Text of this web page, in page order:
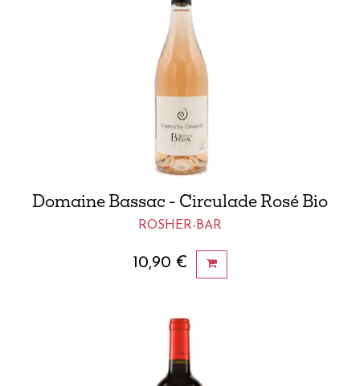
Domaine Bassac - Circulade Rosé Bio
ROSHER-BAR
10,90 €